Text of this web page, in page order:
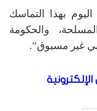
بهذا التماسك
والحكومة
غير مسبوق”.